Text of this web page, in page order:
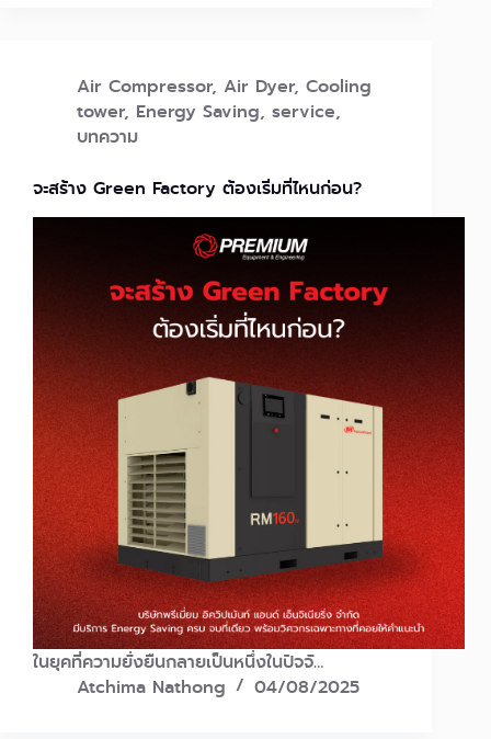
Air Compressor, Air Dyer, Cooling
tower, Energy Saving, service,
บทความ
จะสร้าง Green Factory ต้องเริ่มที่ไหนก่อน?
ในยุคที่ความยั่งยืนกลายเป็นหนึ่งในปัจจั…
Atchima Nathong
04/08/2025